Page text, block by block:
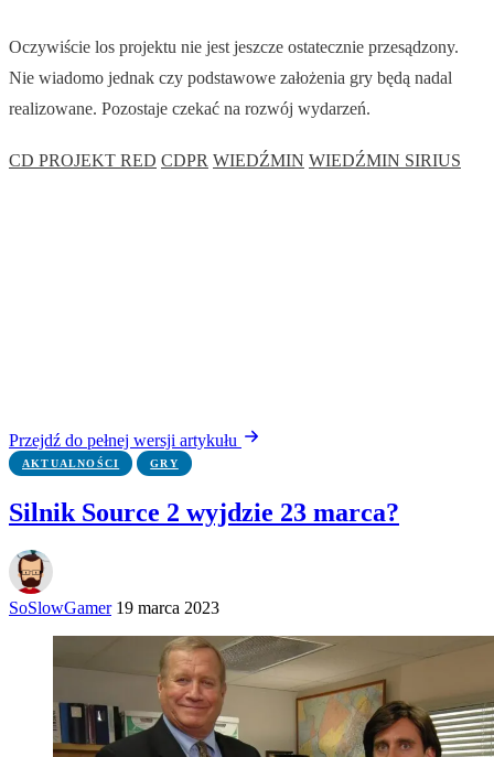
Oczywiście los projektu nie jest jeszcze ostatecznie przesądzony.
Nie wiadomo jednak czy podstawowe założenia gry będą nadal
realizowane. Pozostaje czekać na rozwój wydarzeń.
CD PROJEKT RED CDPR WIEDŹMIN WIEDŹMIN SIRIUS
Przejdź do pełnej wersji artykułu
AKTUALNOŚCI GRY
Silnik Source 2 wyjdzie 23 marca?
SoSlowGamer 19 marca 2023